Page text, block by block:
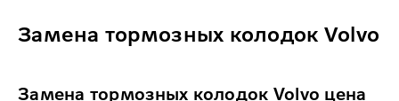
Замена тормозных колодок Volvo
Замена тормозных колодок Volvo цена